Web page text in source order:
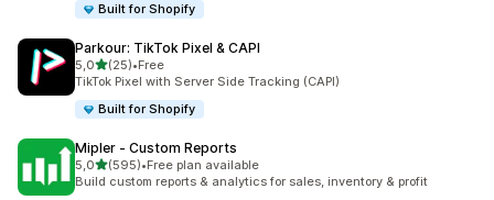
Built for Shopify
Parkour: TikTok Pixel & CAPI
5,0av 5 stjerner
(25)
Totalt 25 omtaler
•Free
TikTok Pixel with Server Side Tracking (CAPI)
Built for Shopify
Mipler ‑ Custom Reports
5,0av 5 stjerner
(595)
Totalt 595 omtaler
•Free plan available
Build custom reports & analytics for sales, inventory & profit